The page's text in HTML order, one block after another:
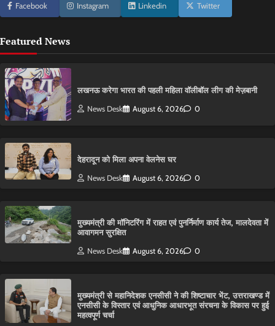
Facebook Instagram Linkedin Twitter
Featured News
लखनऊ करेगा भारत की पहली महिला वॉलीबॉल लीग की मेज़बानी
News Desk August 6, 2026 0
देहरादून को मिला अपना वेलनेस घर
News Desk August 6, 2026 0
मुख्यमंत्री की मॉनिटरिंग में राहत एवं पुनर्निर्माण कार्य तेज, मालदेवता में
आवागमन सुरक्षित
News Desk August 6, 2026 0
मुख्यमंत्री से महानिदेशक एनसीसी ने की शिष्टाचार भेंट, उत्तराखण्ड में
एनसीसी के विस्तार एवं आधुनिक आधारभूत संरचना के विकास पर हुई
महत्वपूर्ण चर्चा